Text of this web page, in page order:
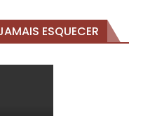
ESQUECER